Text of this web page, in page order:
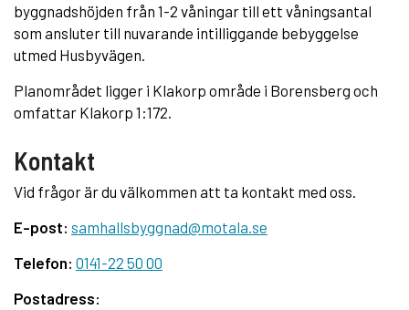
byggnadshöjden från 1-2 våningar till ett våningsantal
som ansluter till nuvarande intilliggande bebyggelse
utmed Husbyvägen.
Planområdet ligger i Klakorp område i Borensberg och
omfattar Klakorp 1:172.
Kontakt
Vid frågor är du välkommen att ta kontakt med oss.
E-post: samhallsbyggnad@motala.se
Telefon: 0141-22 50 00
Postadress: